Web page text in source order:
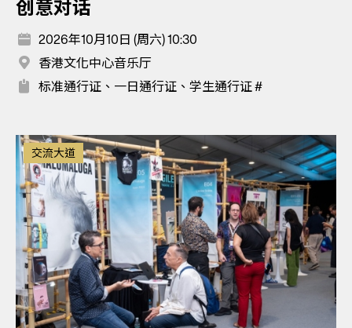
创意对话
2026年10月10日 (周六) 10:30
香港文化中心音乐厅
标准通行证、一日通行证、学生通行证 #
交流大道